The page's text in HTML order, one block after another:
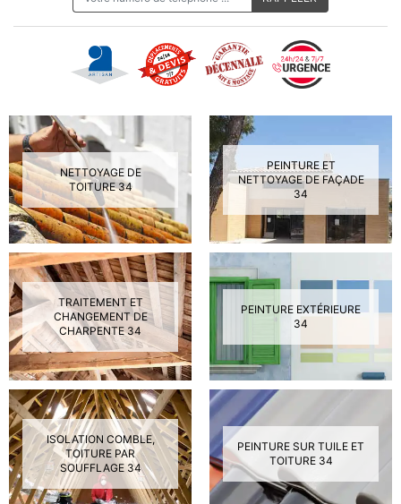
NETTOYAGE DE
TOITURE 34
PEINTURE ET
NETTOYAGE DE FAÇADE
34
TRAITEMENT ET
CHANGEMENT DE
CHARPENTE 34
PEINTURE EXTÉRIEURE
34
ISOLATION COMBLE,
TOITURE PAR
SOUFFLAGE 34
PEINTURE SUR TUILE ET
TOITURE 34